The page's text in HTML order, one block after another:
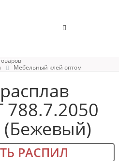
Мебельный клей оптом
788.7.2050
(Бежевый)
РАСПИЛ